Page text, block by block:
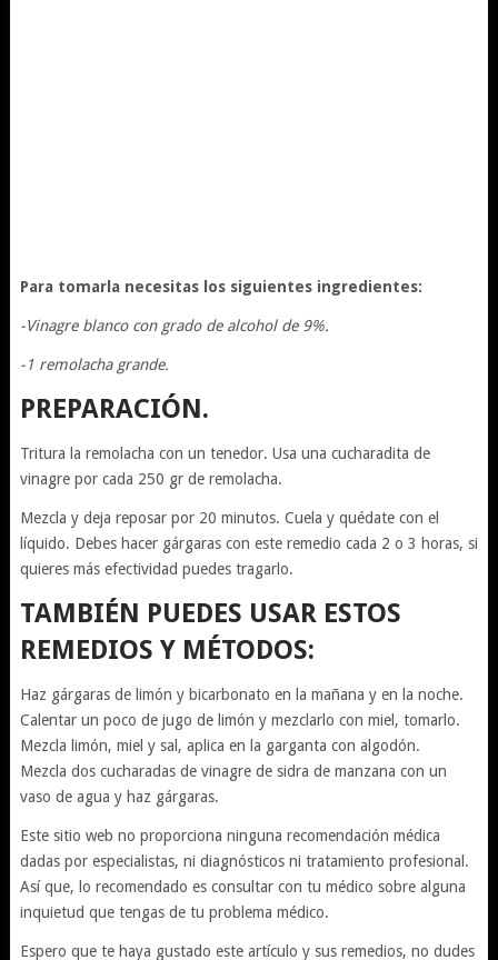
Para tomarla necesitas los siguientes ingredientes:
-Vinagre blanco con grado de alcohol de 9%.
-1 remolacha grande.
PREPARACIÓN.
Tritura la remolacha con un tenedor. Usa una cucharadita de
vinagre por cada 250 gr de remolacha.
Mezcla y deja reposar por 20 minutos. Cuela y quédate con el
líquido. Debes hacer gárgaras con este remedio cada 2 o 3 horas, si
quieres más efectividad puedes tragarlo.
TAMBIÉN PUEDES USAR ESTOS
REMEDIOS Y MÉTODOS:
Haz gárgaras de limón y bicarbonato en la mañana y en la noche.
Calentar un poco de jugo de limón y mezclarlo con miel, tomarlo.
Mezcla limón, miel y sal, aplica en la garganta con algodón.
Mezcla dos cucharadas de vinagre de sidra de manzana con un
vaso de agua y haz gárgaras.
Este sitio web no proporciona ninguna recomendación médica
dadas por especialistas, ni diagnósticos ni tratamiento profesional.
Así que, lo recomendado es consultar con tu médico sobre alguna
inquietud que tengas de tu problema médico.
Espero que te haya gustado este artículo y sus remedios, no dudes